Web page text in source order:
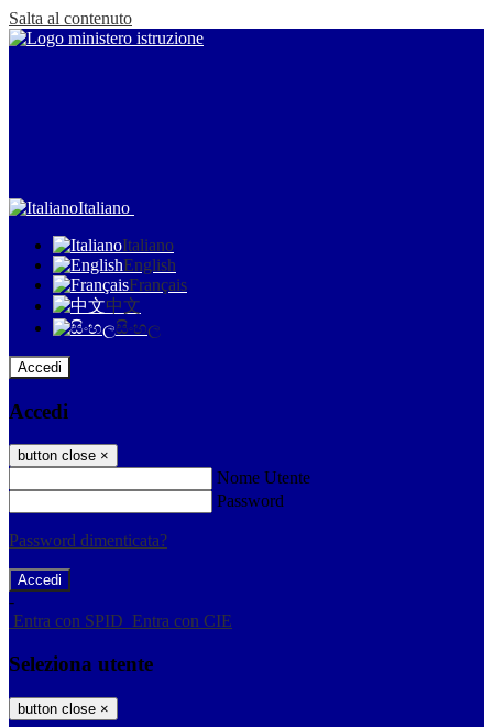
Salta al contenuto
Italiano
Italiano
English
Français
中文
සිංහල
Accedi
Accedi
button close ×
Nome Utente
Password
Password dimenticata?
-
Entra con SPID Entra con CIE
Seleziona utente
button close ×